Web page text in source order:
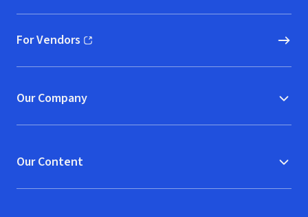
For Vendors
(opens in new window)
Our Company
Our Content